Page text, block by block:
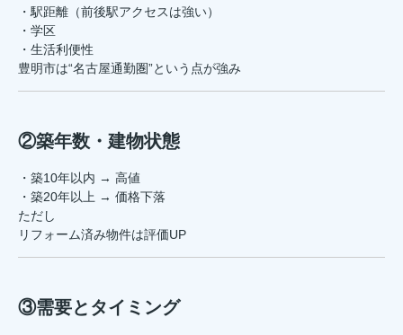
・駅距離（前後駅アクセスは強い）
・学区
・生活利便性
豊明市は“名古屋通勤圏”という点が強み
②築年数・建物状態
・築10年以内 → 高値
・築20年以上 → 価格下落
ただし
リフォーム済み物件は評価UP
③需要とタイミング